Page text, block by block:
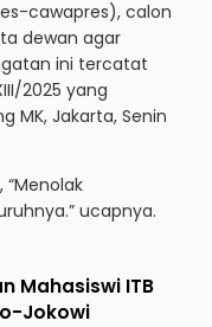
cawapres), calon
dewan agar
ini tercatat
2025 yang
MK, Jakarta, Senin
ucapnya.
Mahasiswi ITB
Jokowi